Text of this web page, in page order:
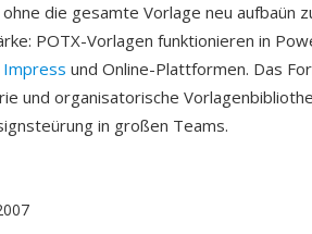
die gesamte Vorlage neu aufbaün
POTX-Vorlagen funktionieren in
und Online-Plattformen. Das
und organisatorische
in großen Teams.